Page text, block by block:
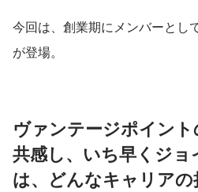
今回は、創業期にメンバーとし
が登場。
ヴァンテージポイン
共感し、いち早くジ
は、どんなキャリアの